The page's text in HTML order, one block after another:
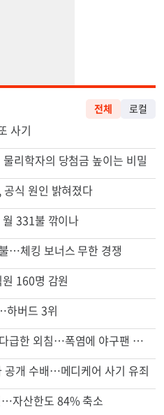
사기
리학자의 당첨금 높이는 비밀
식 원인 밝혀졌다
331불 깎이나
…체킹 보너스 무한 경쟁
160명 감원
하버드 3위
“경기 중단시켜!” 심판진 다급한 외침…폭염에 야구팬 쓰러졌다
개 수배…메디케어 사기 유죄